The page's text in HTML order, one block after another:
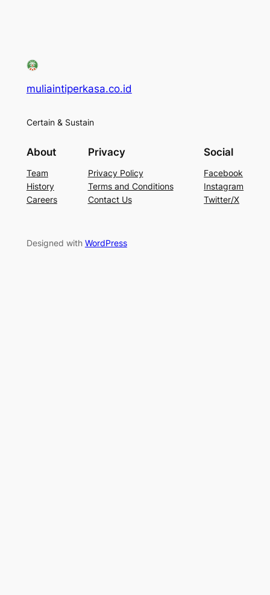
muliaintiperkasa.co.id
Certain & Sustain
About
Team
History
Careers
Privacy
Privacy Policy
Terms and Conditions
Contact Us
Social
Facebook
Instagram
Twitter/X
Designed with WordPress